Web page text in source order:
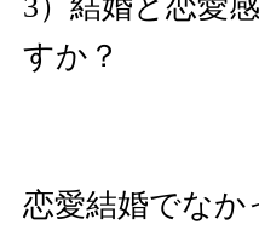
すか？
恋愛結婚でなか